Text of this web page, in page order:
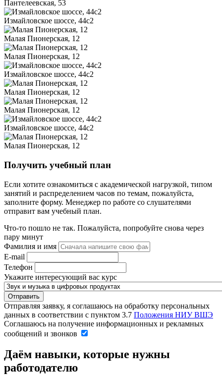
Пантелеевская, 53
Измайловское шоссе, 44с2
Малая Пионерская, 12
Малая Пионерская, 12
Измайловское шоссе, 44с2
Малая Пионерская, 12
Малая Пионерская, 12
Измайловское шоссе, 44с2
Малая Пионерская, 12
Получить учебный план
Если хотите ознакомиться с академической нагрузкой, типом
занятий и распределением часов по темам, пожалуйста,
заполните форму. Менеджер по работе со слушателями
отправит вам учебный план.
Что-то пошло не так. Пожалуйста, попробуйте снова через
пару минут
Фамилия и имя
E-mail
Телефон
Укажите интересующий вас курс
Отправляя заявку, я соглашаюсь на обработку персональных
данных в соответствии с пунктом 3.7 Положения НИУ ВШЭ
Соглашаюсь на получение информационных и рекламных
сообщений и звонков
Даём навыки, которые нужны
работодателю